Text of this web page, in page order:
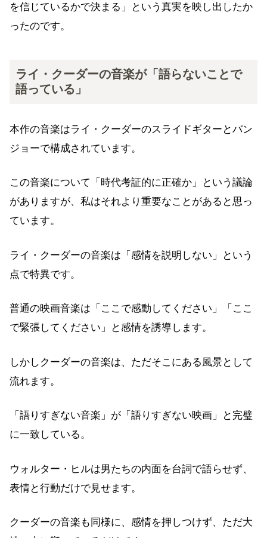
を信じているかで決まる」という真実を映し出したか
ったのです。
ライ・クーダーの音楽が「語らないことで
語っている」
本作の音楽はライ・クーダーのスライドギターとバン
ジョーで構成されています。
この音楽について「時代考証的に正確か」という議論
がありますが、私はそれより重要なことがあると思っ
ています。
ライ・クーダーの音楽は「感情を説明しない」という
点で特異です。
普通の映画音楽は「ここで感動してください」「ここ
で緊張してください」と感情を誘導します。
しかしクーダーの音楽は、ただそこにある風景として
流れます。
「語りすぎない音楽」が「語りすぎない映画」と完璧
に一致している。
ウォルター・ヒルは男たちの内面を台詞で語らせず、
表情と行動だけで見せます。
クーダーの音楽も同様に、感情を押しつけず、ただ大